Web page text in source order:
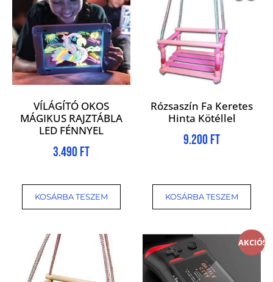
VÍLÁGÍTÓ OKOS
MÁGIKUS RAJZTÁBLA
LED FÉNNYEL
3.490 Ft
KOSÁRBA TESZEM
Rózsaszín Fa Keretes
Hinta Kötéllel
9.200 Ft
KOSÁRBA TESZEM
AKCIÓ!